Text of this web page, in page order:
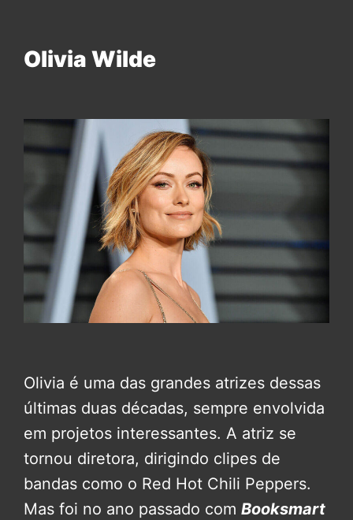
Olivia Wilde
Olivia é uma das grandes atrizes dessas
últimas duas décadas, sempre envolvida
em projetos interessantes. A atriz se
tornou diretora, dirigindo clipes de
bandas como o Red Hot Chili Peppers.
Mas foi no ano passado com Booksmart